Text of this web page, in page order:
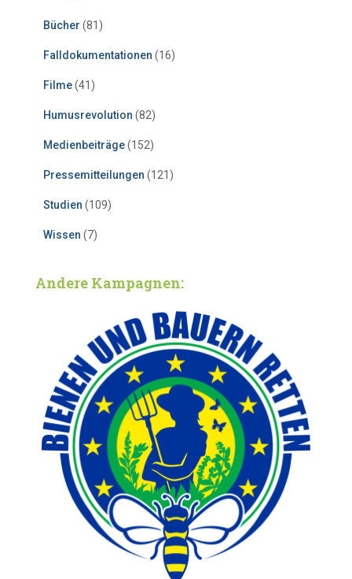
Bücher (81)
Falldokumentationen (16)
Filme(41)
Humusrevolution (82)
Medienbeiträge(152)
Pressemitteilungen (121)
Studien (109)
Wissen (7)
Andere Kampagnen: